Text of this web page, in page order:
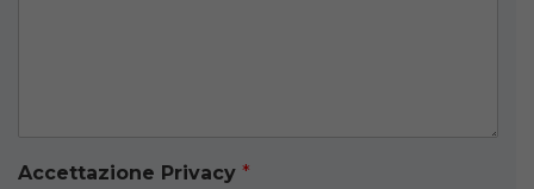
Accettazione Privacy *